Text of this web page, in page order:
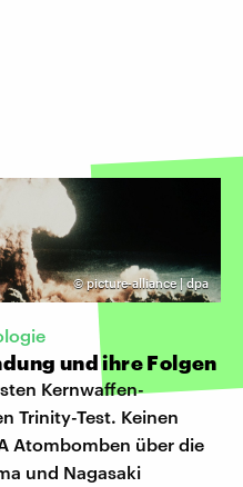
©picture-alliance | dpa
und ihre Folgen
Kernwaffen-
Trinity-Test. Keinen
Atombomben über die
und Nagasaki